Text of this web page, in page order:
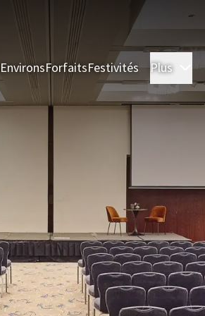
EnvironsForfaitsFestivités Plus